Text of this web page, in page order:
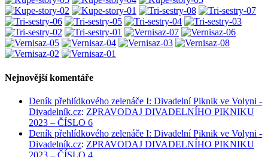
Nejnovější komentáře
Deník přehlídkového zelenáče I: Divadelní Piknik ve Volyni -
Divadelník.cz: ZPRAVODAJ DIVADELNÍHO PIKNIKU
2023 – ČÍSLO 6
Deník přehlídkového zelenáče I: Divadelní Piknik ve Volyni -
Divadelník.cz: ZPRAVODAJ DIVADELNÍHO PIKNIKU
2023 – ČÍSLO 4